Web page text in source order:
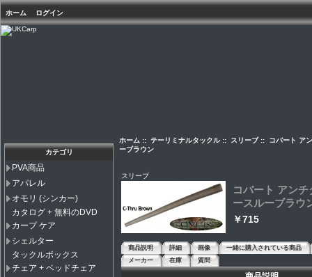
ホーム ログイン
カテゴリ
PVA商品
アパレル
オモリ (シンカー)
カタログ + 無料のDVD
カープ ケア
シェルター
タックルボックス
チェア + ベッドチェア
ホーム :: テーリミナルタックル:: スリーブ:: コバート アン
ーブラウン
スリーブ
コバート アン
ースルーブラウ
￥715
商品説明 詳細 画像
一緒に購入されている商品
メーカー
在庫 質問